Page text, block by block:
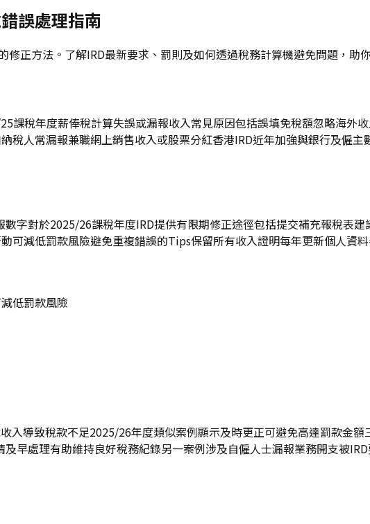
誤處理指南
正方法。了解IRD最新要求、罰則及如何透過稅務計算機避免問題，助
課稅年度薪俸稅計算失誤或漏報收入常見原因包括誤填免稅額忽略海外
稅人常漏報兼職網上銷售收入或股票分紅香港IRD近年加強與銀行及僱
字對於2025/26課稅年度IRD提供有限期修正途徑包括提交補充報稅表
可減低罰款風險避免重複錯誤的Tips保留所有收入證明每年更新個人資
低罰款風險
入導致稅款不足2025/26年度類似案例顯示及時更正可避免高達罰款金
早處理有助維持良好稅務紀錄另一案例涉及自僱人士漏報業務開支被